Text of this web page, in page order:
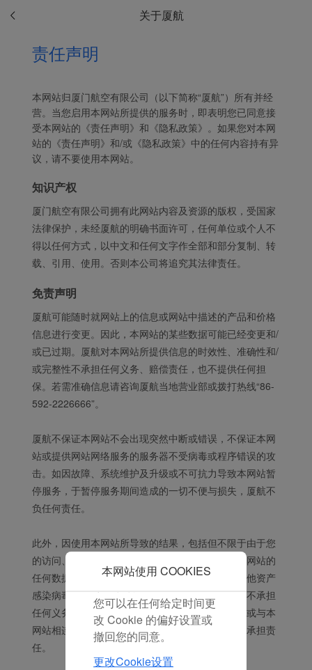
关于厦航
责任声明
本网站归厦门航空有限公司（以下简称“厦航”）所有并经
营。当您启用本网站所提供的服务时，即表明您已同意接
受本网站的《责任声明》和《隐私政策》。如果您对本网
站的《责任声明》和/或《隐私政策》中的任何内容持有异
议，请不要使用本网站。
知识产权
厦门航空有限公司拥有此网站内容及资源的版权，受国家
法律保护，未经厦航的明确书面许可，任何单位或个人不
得以任何方式，以中文和任何文字作全部和部分复制、转
载、引用、使用。否则本公司将追究其法律责任。
免责声明
厦航可能随时就网站上的信息或网站中描述的产品和价格
信息进行变更。因此，本网站的某些数据可能已经变更和/
或已过期。厦航对本网站所提供信息的时效性、准确性和/
或完整性不承担任何义务、赔偿责任，也不提供任何担
保。若需准确信息请咨询厦航当地营业部或拨打热线“86-
592-2226666”。
厦航不保证本网站不会出现突然中断或错误，不保证本网
站或提供网站网络服务的服务器不受病毒或程序错误的攻
击。如因故障、系统维护及升级或不可抗力导致本网站暂
停服务，于暂停服务期间造成的一切不便与损失，厦航不
负任何责任。
此外，因使用本网站所导致的结果，包括但不限于由于您
的访问、使用、浏览或下载本网站或本网站的链结网站的
任何数据或而对您的计算机设备、软件、数据或其他资产
感染病毒所造成的损失或损坏，厦门航空有限公司不承担
任何义务、赔偿责任，厦航也不对用户依据本网站或与本
网站相连接的第三方网站提供的信息进行经营活动承担责
任。
本网站使用 COOKIES
Xiamenair.com使用功能
并为您提供最佳的用户体
验。 使用本网站，功能型
和分析型Cookie将被安装
在您的浏览器中。
在您的同意下，我们还将
使用营销Cookie (i) 分析
化我们广告中的优惠信
息。 通过放置这些
Cookie，厦门航空和第三
方可以跟踪您的互联网行
点击“接受”即表示您同意
放置所有的营销Cookie。
点击“拒绝”，我们将不会
您可以在任何给定时间更
改 Cookie 的偏好设置或
撤回您的同意。
更改Cookie设置